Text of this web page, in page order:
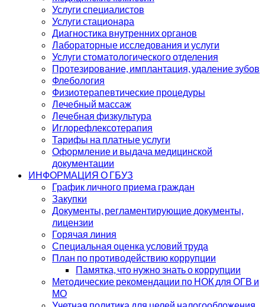
Услуги специалистов
Услуги стационара
Диагностика внутренних органов
Лабораторные исследования и услуги
Услуги стоматологического отделения
Протезирование, имплантация, удаление зубов
Флебология
Физиотерапевтические процедуры
Лечебный массаж
Лечебная физкультура
Иглорефлексотерапия
Тарифы на платные услуги
Оформление и выдача медицинской
документации
ИНФОРМАЦИЯ О ГБУЗ
График личного приема граждан
Закупки
Документы, регламентирующие документы,
лицензии
Горячая линия
Специальная оценка условий труда
План по противодействию коррупции
Памятка, что нужно знать о коррупции
Методические рекомендации по НОК для ОГВ и
МО
Учетная политика для целей налогообложения